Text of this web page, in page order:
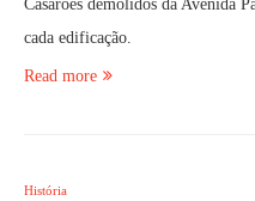
Casarões demolidos da Avenida
cada edificação.
Read more
História